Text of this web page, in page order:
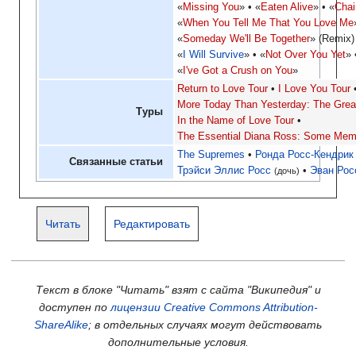
«Missing You» «Eaten Alive» «
«When You Tell Me That You Love Me
«Someday We'll Be Together» (Remix)
« I Will Survive» «Not Over You Yet»
« I've Got a Crush on You»
Туры
Return to Love Tour
I Love You Tour
More Today Than Yesterday: The
In the Name of Love Tour
The Essential Diana Ross: Some
Связанные статьи
The Supremes
Ронда Росс-Кендрик
Трэйси Эллис Росс (дочь) Эван
Читать Редактировать
Текст в блоке "Читать" взят с сайта "Википедия" и
доступен по лицензии Creative Commons Attribution-
ShareAlike; в отдельных случаях могут действовать
дополнительные условия.